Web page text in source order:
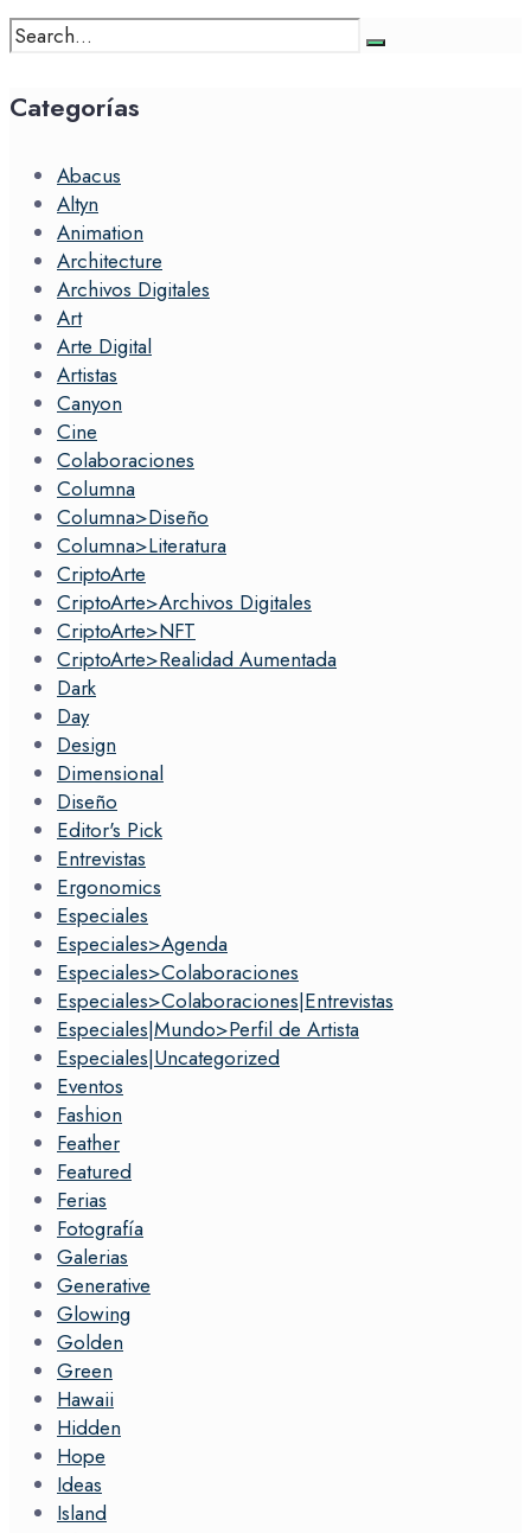
Search
for:
Categorías
Abacus
Altyn
Animation
Architecture
Archivos Digitales
Art
Arte Digital
Artistas
Canyon
Cine
Colaboraciones
Columna
Columna>Diseño
Columna>Literatura
CriptoArte
CriptoArte>Archivos Digitales
CriptoArte>NFT
CriptoArte>Realidad Aumentada
Dark
Day
Design
Dimensional
Diseño
Editor's Pick
Entrevistas
Ergonomics
Especiales
Especiales>Agenda
Especiales>Colaboraciones
Especiales>Colaboraciones|Entrevistas
Especiales|Mundo>Perfil de Artista
Especiales|Uncategorized
Eventos
Fashion
Feather
Featured
Ferias
Fotografía
Galerias
Generative
Glowing
Golden
Green
Hawaii
Hidden
Hope
Ideas
Island